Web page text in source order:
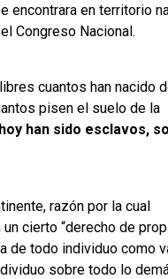
encontrara en territorio
Congreso Nacional.
cuantos han nacido
pisen el suelo de la
han sido esclavos,
razón por la cual
cierto “derecho de
de todo individuo como
sobre todo lo